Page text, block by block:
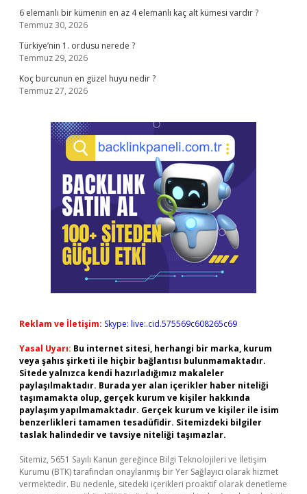
6 elemanlı bir kümenin en az 4 elemanlı kaç alt kümesi vardır ?
Temmuz 30, 2026
Türkiye’nin 1. ordusu nerede ?
Temmuz 29, 2026
Koç burcunun en güzel huyu nedir ?
Temmuz 27, 2026
Reklam ve İletişim: Skype: live:.cid.575569c608265c69
Yasal Uyarı: Bu internet sitesi, herhangi bir marka, kurum
veya şahıs şirketi ile hiçbir bağlantısı bulunmamaktadır.
Sitede yalnızca kendi hazırladığımız makaleler
paylaşılmaktadır. Burada yer alan içerikler haber niteliği
taşımamakta olup, gerçek kurum ve kişiler hakkında
paylaşım yapılmamaktadır. Gerçek kurum ve kişiler ile isim
benzerlikleri tamamen tesadüfidir. Sitemizdeki bilgiler
taslak halindedir ve tavsiye niteliği taşımazlar.
Sitemiz, 5651 Sayılı Kanun gereğince Bilgi Teknolojileri ve İletişim
Kurumu (BTK) tarafından onaylanmış bir Yer Sağlayıcı olarak hizmet
vermektedir. Bu nedenle, sitedeki içerikleri proaktif olarak denetleme